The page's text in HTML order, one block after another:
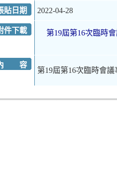
貼日期 2022-04-28
件下載 第19屆第16次臨時
容
第19屆第16次臨時會